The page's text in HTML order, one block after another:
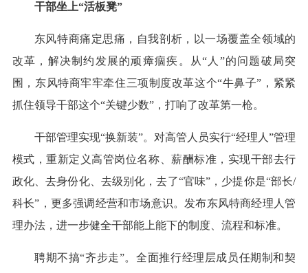
干部坐上“活板凳”
东风特商痛定思痛，自我剖析，以一场覆盖全领域的
改革，解决制约发展的顽瘴痼疾。从“人”的问题破局突
围，东风特商牢牢牵住三项制度改革这个“牛鼻子”，紧紧
抓住领导干部这个“关键少数”，打响了改革第一枪。
干部管理实现“换新装”。对高管人员实行“经理人”管理
模式，重新定义高管岗位名称、薪酬标准，实现干部去行
政化、去身份化、去级别化，去了“官味”，少提你是“部长/
科长”，更多强调经营和市场意识。发布东风特商经理人管
理办法，进一步健全干部能上能下的制度、流程和标准。
聘期不搞“齐步走”。全面推行经理层成员任期制和契